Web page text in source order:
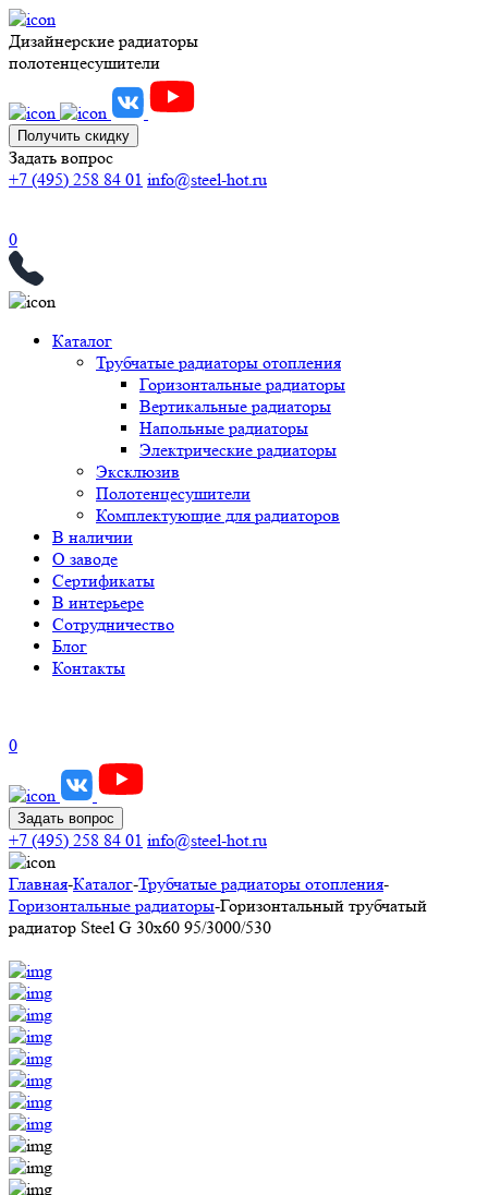
Дизайнерские радиаторы
полотенцесушители
Получить скидку
Задать вопрос
+7 (495) 258 84 01 info@steel-hot.ru
0
Каталог
Трубчатые радиаторы отопления
Горизонтальные радиаторы
Вертикальные радиаторы
Напольные радиаторы
Электрические радиаторы
Эксклюзив
Полотенцесушители
Комплектующие для радиаторов
В наличии
О заводе
Сертификаты
В интерьере
Сотрудничество
Блог
Контакты
0
Задать вопрос
+7 (495) 258 84 01 info@steel-hot.ru
Главная-Каталог-Трубчатые радиаторы отопления-
Горизонтальные радиаторы-Горизонтальный трубчатый
радиатор Steel G 30х60 95/3000/530